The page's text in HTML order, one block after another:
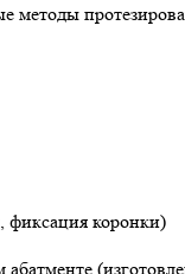
методы
фиксация коронки)